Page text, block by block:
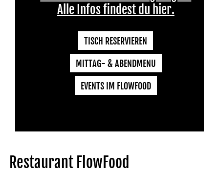
Alle Infos findest du hier.
TISCH RESERVIEREN
MITTAG- & ABENDMENU
EVENTS IM FLOWFOOD
Restaurant FlowFood